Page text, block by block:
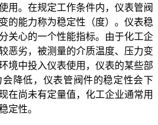
用。在规定工作条件内，仪表管阀
的能力称为稳定性（度）。仪表稳
关心的一个性能指标。由于化工企
恶劣，被测量的介质温度、压力变
境中投入仪表使用，仪表的某些部
降低，仪表管阀件的稳定性会下
在尚未有定量值，化工企业通常用
定性。